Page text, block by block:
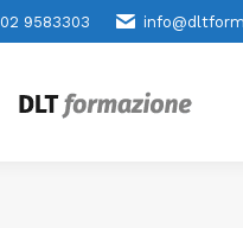
02 9583303